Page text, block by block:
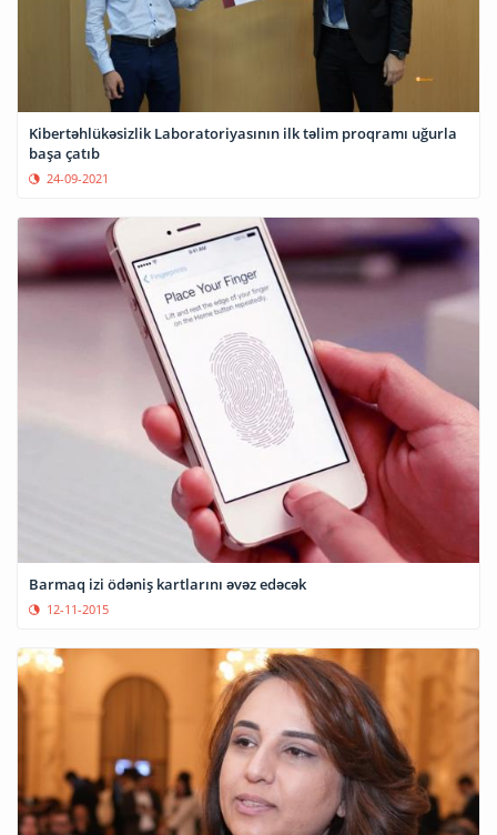
Kibertəhlükəsizlik Laboratoriyasının ilk təlim proqramı uğurla
başa çatıb
24-09-2021
Barmaq izi ödəniş kartlarını əvəz edəcək
12-11-2015